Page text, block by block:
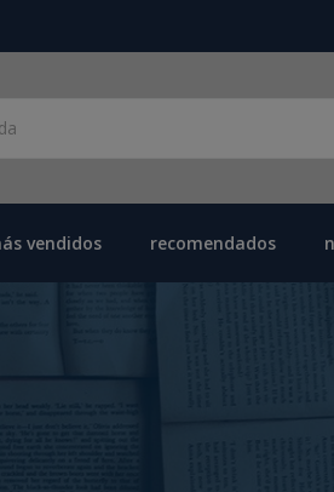
vendidos recomendados